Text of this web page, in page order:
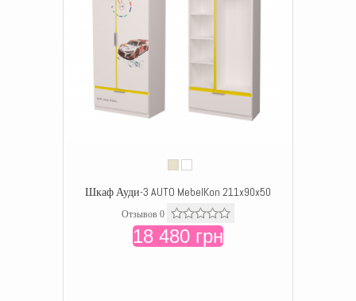
Шкаф Ауди-3 AUTO MebelKon 211x90x50
Отзывов 0
18 480 грн